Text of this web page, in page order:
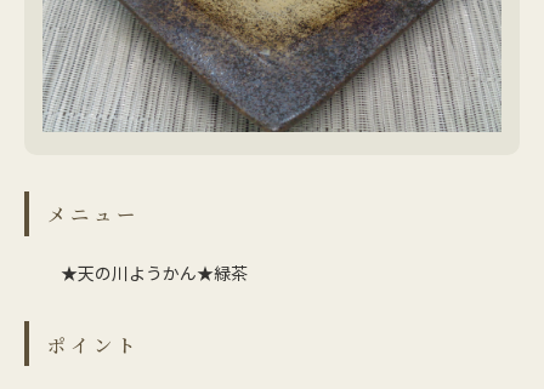
メニュー
★天の川ようかん★緑茶
ポイント